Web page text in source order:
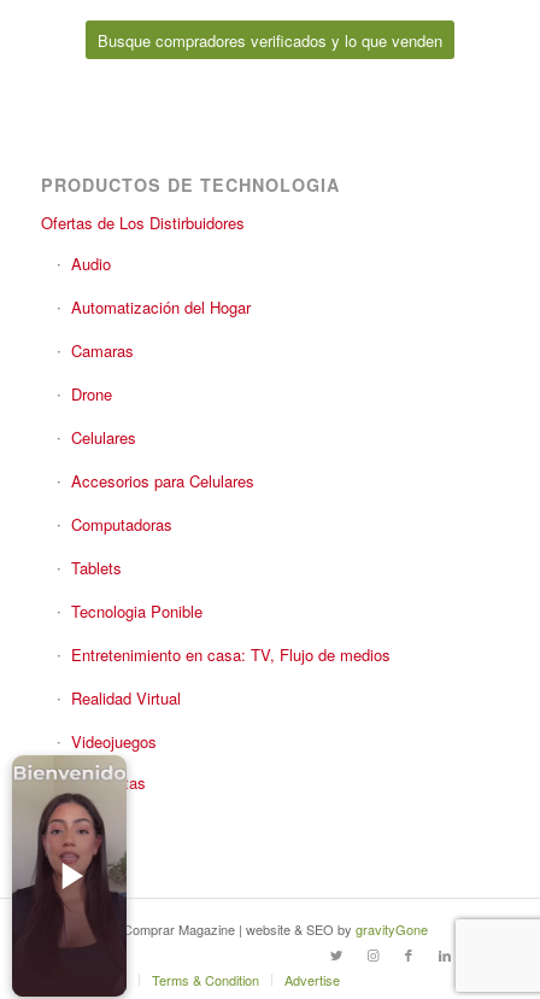
Busque compradores verificados y lo que venden
PRODUCTOS DE TECHNOLOGIA
Ofertas de Los Distirbuidores
Audio
Automatización del Hogar
Camaras
Drone
Celulares
Accesorios para Celulares
Computadoras
Tablets
Tecnologia Ponible
Entretenimiento en casa: TV, Flujo de medios
Realidad Virtual
Videojuegos
Reciba Ofertas
© Copyright - Comprar Magazine | website & SEO by gravityGone
Terms & Condition Advertise